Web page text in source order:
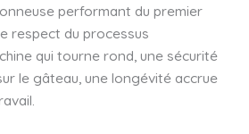
performant du premier
respect du processus
qui tourne rond, une sécurité
le gâteau, une longévité accrue